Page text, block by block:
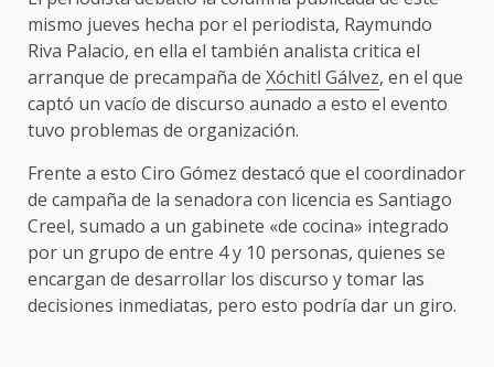
mismo jueves hecha por el periodista, Raymundo
Riva Palacio, en ella el también analista critica el
arranque de precampaña de Xóchitl Gálvez, en el que
captó un vacío de discurso aunado a esto el evento
tuvo problemas de organización.
Frente a esto Ciro Gómez destacó que el coordinador
de campaña de la senadora con licencia es Santiago
Creel, sumado a un gabinete «de cocina» integrado
por un grupo de entre 4 y 10 personas, quienes se
encargan de desarrollar los discurso y tomar las
decisiones inmediatas, pero esto podría dar un giro.